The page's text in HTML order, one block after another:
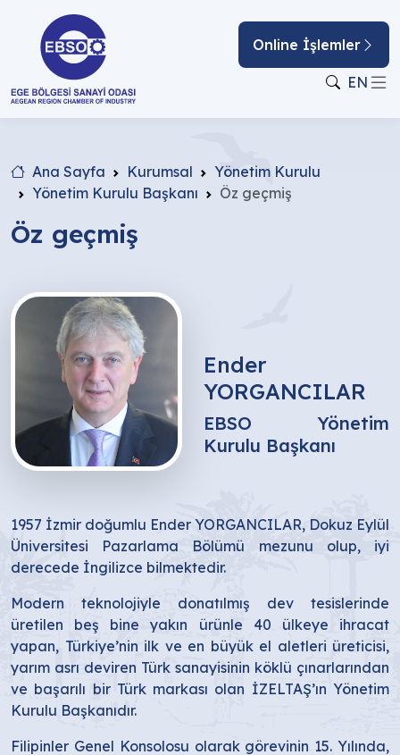
Online İşlemler
EN
Ana Sayfa Kurumsal
Yönetim Kurulu
Yönetim Kurulu Başkanı
Öz geçmiş
Öz geçmiş
Ender
YORGANCILAR
EBSO Yönetim
Kurulu Başkanı
1957 İzmir doğumlu Ender YORGANCILAR, Dokuz Eylül
Üniversitesi Pazarlama Bölümü mezunu olup, iyi
derecede İngilizce bilmektedir.
Modern teknolojiyle donatılmış dev tesislerinde
üretilen beş bine yakın ürünle 40 ülkeye ihracat
yapan, Türkiye’nin ilk ve en büyük el aletleri üreticisi,
yarım asrı deviren Türk sanayisinin köklü çınarlarından
ve başarılı bir Türk markası olan İZELTAŞ’ın Yönetim
Kurulu Başkanıdır.
Filipinler Genel Konsolosu olarak görevinin 15. Yılında,